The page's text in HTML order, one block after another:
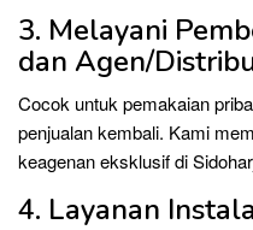
3. Melayani
dan Agen/
Cocok untuk pemakaian
penjualan kembali. Kami
keagenan eksklusif di
4. Layanan